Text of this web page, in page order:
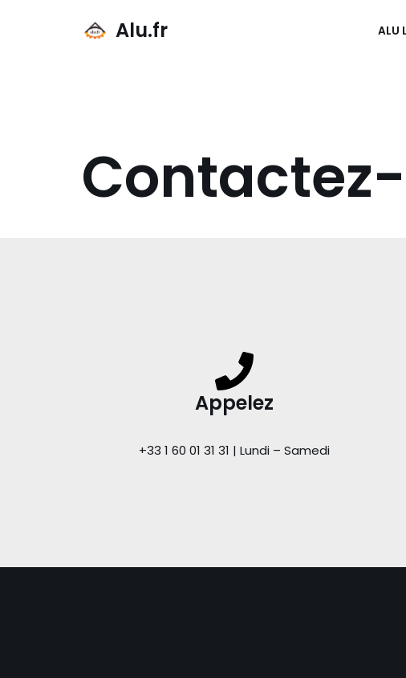
Alu.fr ALU
Appelez
+33 1 60 01 31 31 | Lundi – Samedi